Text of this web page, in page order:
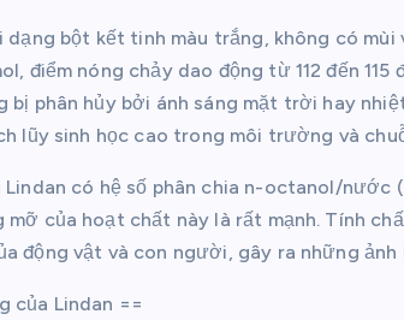
bột kết tinh màu trắng, không có
điểm nóng chảy dao động từ 112 đến
bị phân hủy bởi ánh sáng mặt trời hay
lũy sinh học cao trong môi trường và
Lindan có hệ số phân chia n-octanol/
mỡ của hoạt chất này là rất mạnh. Tính
động vật và con người, gây ra những
của Lindan ==